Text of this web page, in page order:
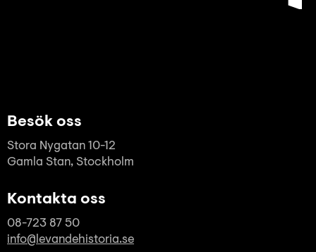
Besök oss
Stora Nygatan 10-12
Gamla Stan, Stockholm
Kontakta oss
08-723 87 50
info@levandehistoria.se